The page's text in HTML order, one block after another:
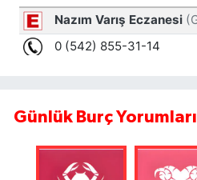
Günlük Burç Yorumları